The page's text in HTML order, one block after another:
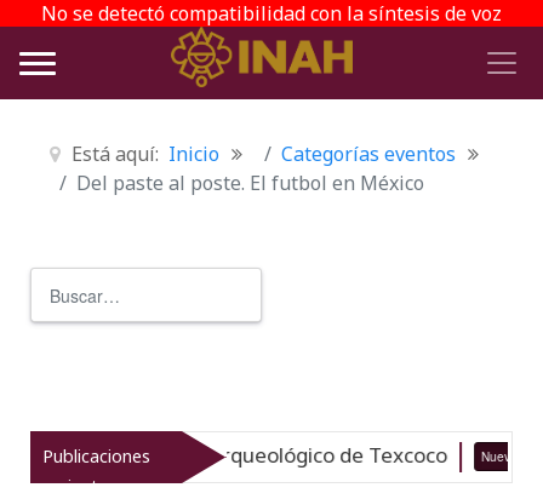
No se detectó compatibilidad con la síntesis de voz
Está aquí: Inicio
Categorías eventos
Del paste al poste. El futbol en México
Publicaciones
recientes
el patrimonio arqueológico de Texcoco Nuevo